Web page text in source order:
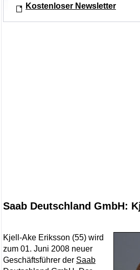
Kostenloser Newsletter
Saab Deutschland GmbH:
Kjell-Ake Eriksson (55) wird
zum 01. Juni 2008 neuer
Geschäftsführer der Saab